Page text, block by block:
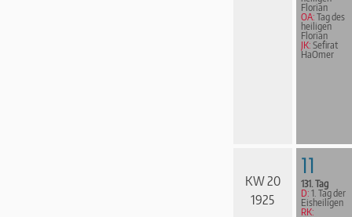
Florian
OA: Tag des
heiligen
Florian
JK: Sefirat
HaOmer
KW 20
1925
11
131. Tag
D: 1. Tag der
Eisheiligen
RK: